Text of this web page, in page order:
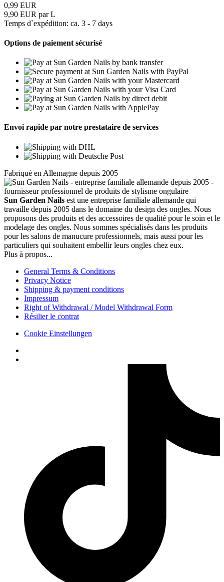
0,99 EUR
9,90 EUR par L
Temps d`expédition: ca. 3 - 7 days
Options de paiement sécurisé
Envoi rapide par notre prestataire de services
Fabriqué en Allemagne depuis 2005
Sun Garden Nails est une entreprise familiale allemande qui
travaille depuis 2005 dans le domaine du design des ongles. Nous
proposons des produits et des accessoires de qualité pour le soin et le
modelage des ongles. Nous sommes spécialisés dans les produits
pour les salons de manucure professionnels, mais aussi pour les
particuliers qui souhaitent embellir leurs ongles chez eux.
Plus à propos...
General Terms & Conditions
Privacy Notice
Shipping & payment conditions
Impressum
Right of Withdrawal / Model Withdrawal Form
Résilier le contrat
Cookie Einstellungen